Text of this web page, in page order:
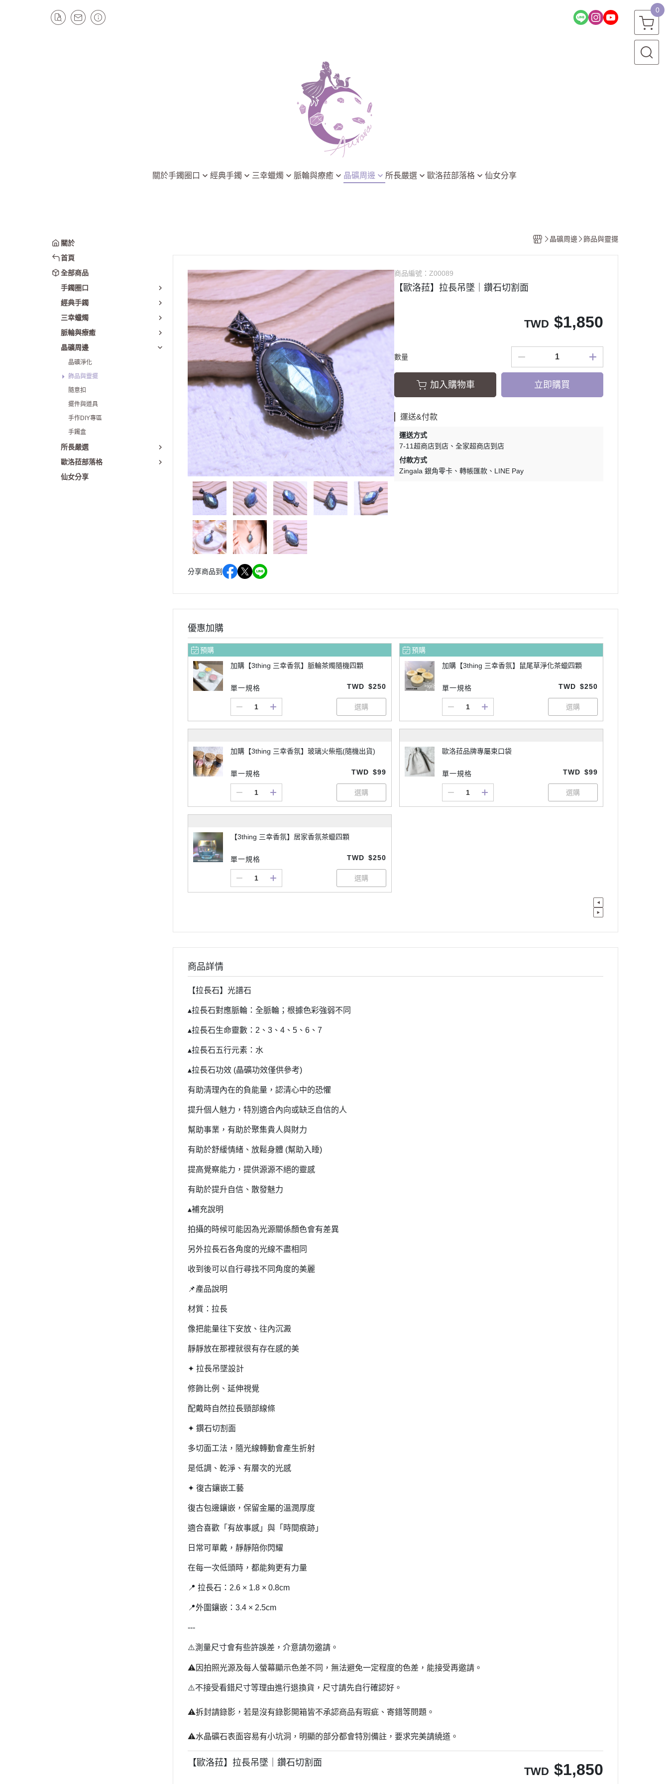
0
關於手鐲圈口 經典手鐲
櫻花瑪瑙
貓鐲｜雕刻鐲
套鐲(手鐲+鐲心)
三幸蠟燭 脈輪與療癒 晶礦周邊
手鐲盒
所長嚴選 歐洛菈部落格 仙女分享
關於
首頁
全部商品
手鐲圈口
經典手鐲
三幸蠟燭
脈輪與療癒
晶礦周邊
晶礦淨化
飾品與靈擺
隨意扣
擺件與道具
手作DIY專區
手鐲盒
所長嚴選
歐洛菈部落格
仙女分享
晶礦周邊 飾品與靈擺
分享商品到
商品編號： Z00089
【歐洛菈】拉長吊墜｜鑽石切割面
TWD $1,850
數量
加入購物車 立即購買
運送&付款
運送方式
7-11超商店到店
全家超商店到店
付款方式
Zingala 銀角零卡
轉帳匯款 LINE Pay
優惠加購
預購
加購【3thing 三幸香氛】脈輪茶燭隨機四顆
單一規格 TWD $250
預購
加購【3thing 三幸香氛】鼠尾草淨化茶蠟四顆
單一規格 TWD $250
加購【3thing 三幸香氛】玻璃火柴瓶(隨機出貨)
單一規格 TWD $99
歐洛菈品牌專屬束口袋
單一規格 TWD $99
【3thing 三幸香氛】居家香氛茶蠟四顆
單一規格 TWD $250
商品詳情
【拉長石】光譜石
▴拉長石對應脈輪：全脈輪；根據色彩強弱不同
▴拉長石生命靈數：2、3、4、5、6、7
▴拉長石五行元素：水
▴拉長石功效 (晶礦功效僅供參考)
有助清理內在的負能量，認清心中的恐懼
提升個人魅力，特別適合內向或缺乏自信的人
幫助事業，有助於聚集貴人與財力
有助於舒緩情緒、放鬆身體 (幫助入睡)
提高覺察能力，提供源源不絕的靈感
有助於提升自信、散發魅力
▴補充說明
拍攝的時候可能因為光源關係顏色會有差異
另外拉長石各角度的光線不盡相同
收到後可以自行尋找不同角度的美麗
📌產品說明
材質：拉長
像把能量往下安放、往內沉澱
靜靜放在那裡就很有存在感的美
✦ 拉長吊墜設計
修飾比例、延伸視覺
配戴時自然拉長頸部線條
✦ 鑽石切割面
多切面工法，隨光線轉動會產生折射
是低調、乾淨、有層次的光感
✦ 復古鑲嵌工藝
復古包邊鑲嵌，保留金屬的溫潤厚度
適合喜歡「有故事感」與「時間痕跡」
日常可單戴，靜靜陪你閃耀
在每一次低頭時，都能夠更有力量
📍 拉長石：2.6 × 1.8 × 0.8cm
📍外圍鑲嵌：3.4 × 2.5cm
---
⚠️測量尺寸會有些許誤差，介意請勿邀請。
⚠️因拍照光源及每人螢幕顯示色差不同，無法避免一定程度的色差，能接受再邀請。
⚠️不接受看錯尺寸等理由進行退換貨，尺寸請先自行確認好。
⚠️拆封請錄影，若是沒有錄影開箱皆不承認商品有瑕疵、寄錯等問題。
⚠️水晶礦石表面容易有小坑洞，明顯的部分都會特別備註， 要求完美請繞道 。
【歐洛菈】拉長吊墜｜鑽石切割面
TWD $1,850